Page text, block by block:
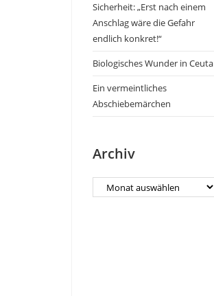
Sicherheit: „Erst nach einem
Anschlag wäre die Gefahr
endlich konkret!“
Biologisches Wunder in Ceuta
Ein vermeintliches
Abschiebemärchen
Archiv
Archiv